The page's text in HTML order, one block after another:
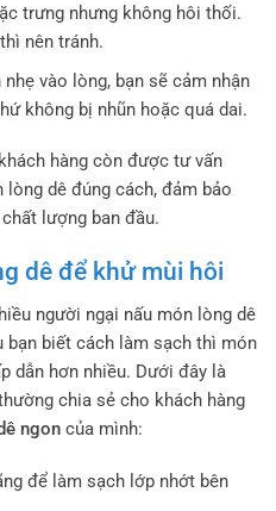
trưng nhưng không hôi thối.
nên tránh.
nhẹ vào lòng, bạn sẽ cảm nhận
không bị nhũn hoặc quá dai.
hàng còn được tư vấn
dê đúng cách, đảm bảo
lượng ban đầu.
dê để khử mùi hôi
người ngại nấu món lòng dê
bạn biết cách làm sạch thì món
dẫn hơn nhiều. Dưới đây là
chia sẻ cho khách hàng
ngon của mình:
để làm sạch lớp nhớt bên